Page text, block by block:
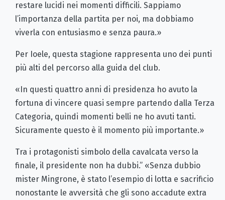
restare lucidi nei momenti difficili. Sappiamo
l’importanza della partita per noi, ma dobbiamo
viverla con entusiasmo e senza paura.»
Per Ioele, questa stagione rappresenta uno dei punti
più alti del percorso alla guida del club.
«In questi quattro anni di presidenza ho avuto la
fortuna di vincere quasi sempre partendo dalla Terza
Categoria, quindi momenti belli ne ho avuti tanti.
Sicuramente questo è il momento più importante.»
Tra i protagonisti simbolo della cavalcata verso la
finale, il presidente non ha dubbi.” «Senza dubbio
mister Mingrone, è stato l’esempio di lotta e sacrificio
nonostante le avversità che gli sono accadute extra